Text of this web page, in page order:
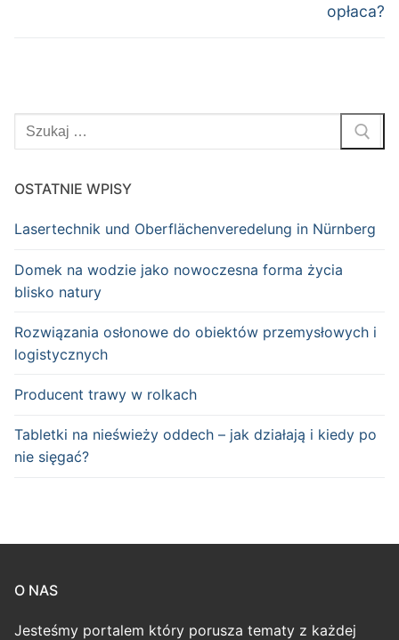
opłaca?
Szukaj:
OSTATNIE WPISY
Lasertechnik und Oberflächenveredelung in Nürnberg
Domek na wodzie jako nowoczesna forma życia
blisko natury
Rozwiązania osłonowe do obiektów przemysłowych i
logistycznych
Producent trawy w rolkach
Tabletki na nieświeży oddech – jak działają i kiedy po
nie sięgać?
O NAS
Jesteśmy portalem który porusza tematy z każdej